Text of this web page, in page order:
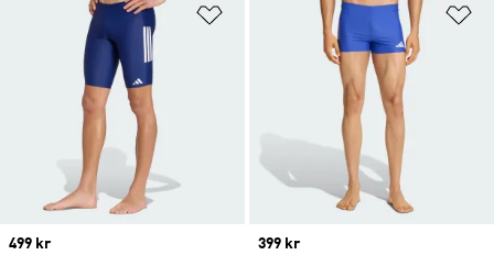
Lägg till på önskelistan
Price
499 kr
Price
399 kr